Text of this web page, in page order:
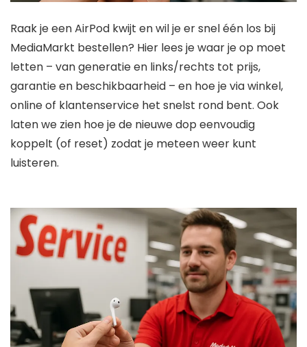
Raak je een AirPod kwijt en wil je er snel één los bij
MediaMarkt bestellen? Hier lees je waar je op moet
letten – van generatie en links/rechts tot prijs,
garantie en beschikbaarheid – en hoe je via winkel,
online of klantenservice het snelst rond bent. Ook
laten we zien hoe je de nieuwe dop eenvoudig
koppelt (of reset) zodat je meteen weer kunt
luisteren.